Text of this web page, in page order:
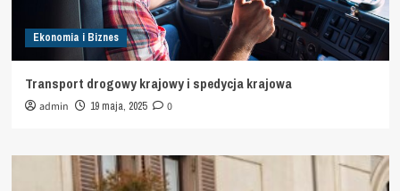
Ekonomia i Biznes
Transport drogowy krajowy i spedycja krajowa
admin 19 maja, 2025 0